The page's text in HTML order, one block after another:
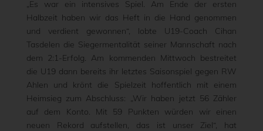
„Es war ein intensives Spiel. Am Ende der ersten
Halbzeit haben wir das Heft in die Hand genommen
und verdient gewonnen“, lobte U19-Coach Cihan
Tasdelen die Siegermentalität seiner Mannschaft nach
dem 2:1-Erfolg. Am kommenden Mittwoch bestreitet
die U19 dann bereits ihr letztes Saisonspiel gegen RW
Ahlen und krönt die Spielzeit hoffentlich mit einem
Heimsieg zum Abschluss: „Wir haben jetzt 56 Zähler
auf dem Konto. Mit 59 Punkten würden wir einen
neuen Rekord aufstellen, das ist unser Ziel“, hat